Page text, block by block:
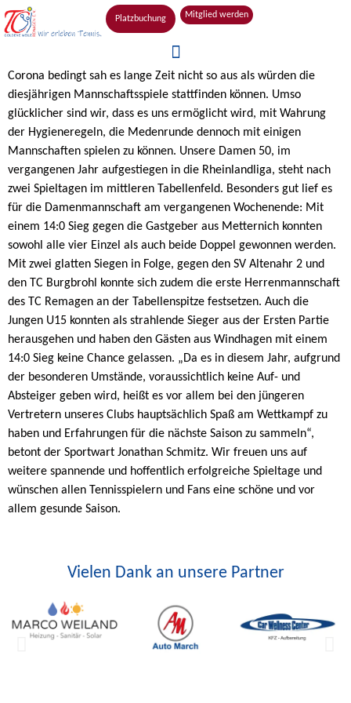
Platzbuchung Mitglied werden
Corona bedingt sah es lange Zeit nicht so aus als würden die
diesjährigen Mannschaftsspiele stattfinden können. Umso
glücklicher sind wir, dass es uns ermöglicht wird, mit Wahrung
der Hygieneregeln, die Medenrunde dennoch mit einigen
Mannschaften spielen zu können. Unsere Damen 50, im
vergangenen Jahr aufgestiegen in die Rheinlandliga, steht nach
zwei Spieltagen im mittleren Tabellenfeld. Besonders gut lief es
für die Damenmannschaft am vergangenen Wochenende: Mit
einem 14:0 Sieg gegen die Gastgeber aus Metternich konnten
sowohl alle vier Einzel als auch beide Doppel gewonnen werden.
Mit zwei glatten Siegen in Folge, gegen den SV Altenahr 2 und
den TC Burgbrohl konnte sich zudem die erste Herrenmannschaft
des TC Remagen an der Tabellenspitze festsetzen. Auch die
Jungen U15 konnten als strahlende Sieger aus der Ersten Partie
herausgehen und haben den Gästen aus Windhagen mit einem
14:0 Sieg keine Chance gelassen. „Da es in diesem Jahr, aufgrund
der besonderen Umstände, voraussichtlich keine Auf- und
Absteiger geben wird, heißt es vor allem bei den jüngeren
Vertretern unseres Clubs hauptsächlich Spaß am Wettkampf zu
haben und Erfahrungen für die nächste Saison zu sammeln“,
betont der Sportwart Jonathan Schmitz. Wir freuen uns auf
weitere spannende und hoffentlich erfolgreiche Spieltage und
wünschen allen Tennisspielern und Fans eine schöne und vor
allem gesunde Saison.
Vielen Dank an unsere Partner